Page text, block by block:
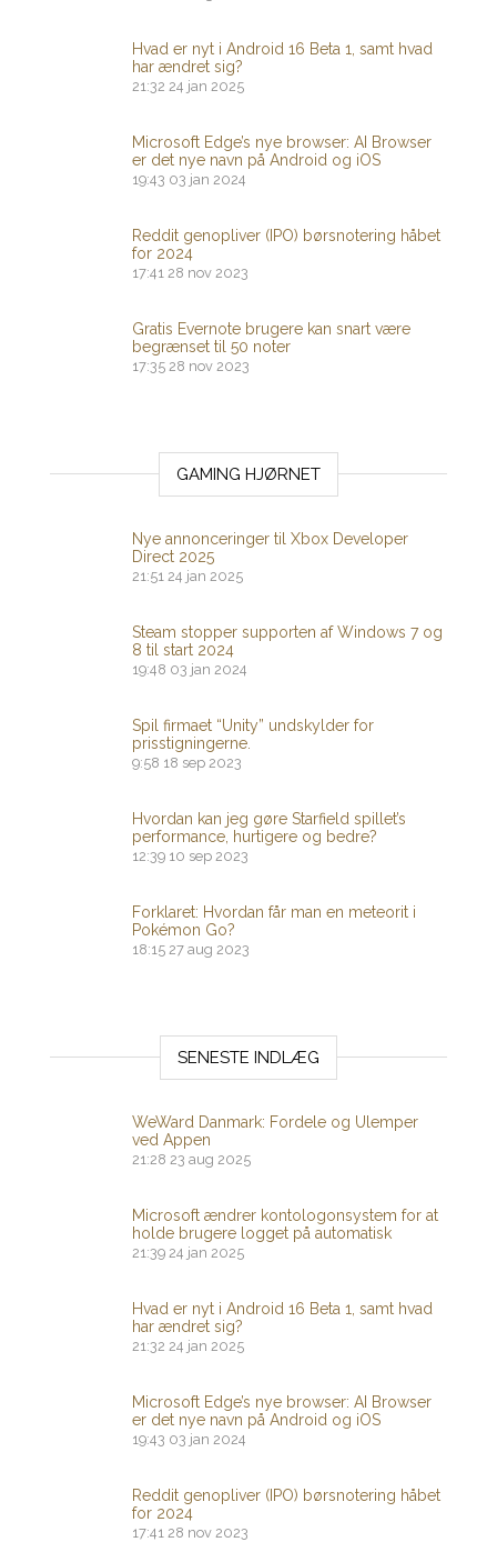
Hvad er nyt i Android 16 Beta 1, samt hvad
har ændret sig?
21:32 24 jan 2025
Microsoft Edge’s nye browser: AI Browser
er det nye navn på Android og iOS
19:43 03 jan 2024
Reddit genopliver (IPO) børsnotering håbet
for 2024
17:41 28 nov 2023
Gratis Evernote brugere kan snart være
begrænset til 50 noter
17:35 28 nov 2023
GAMING HJØRNET
Nye annonceringer til Xbox Developer
Direct 2025
21:51 24 jan 2025
Steam stopper supporten af ​​Windows 7 og
8 til start 2024
19:48 03 jan 2024
Spil firmaet “Unity” undskylder for
prisstigningerne.
9:58 18 sep 2023
Hvordan kan jeg gøre Starfield spillet’s
performance, hurtigere og bedre?
12:39 10 sep 2023
Forklaret: Hvordan får man en meteorit i
Pokémon Go?
18:15 27 aug 2023
SENESTE INDLÆG
WeWard Danmark: Fordele og Ulemper
ved Appen
21:28 23 aug 2025
Microsoft ændrer kontologonsystem for at
holde brugere logget på automatisk
21:39 24 jan 2025
Hvad er nyt i Android 16 Beta 1, samt hvad
har ændret sig?
21:32 24 jan 2025
Microsoft Edge’s nye browser: AI Browser
er det nye navn på Android og iOS
19:43 03 jan 2024
Reddit genopliver (IPO) børsnotering håbet
for 2024
17:41 28 nov 2023